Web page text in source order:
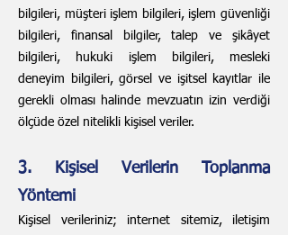
bilgileri, müşteri işlem bilgileri, işlem güvenliği
bilgileri, finansal bilgiler, talep ve şikâyet
bilgileri, hukuki işlem bilgileri, mesleki
deneyim bilgileri, görsel ve işitsel kayıtlar ile
gerekli olması halinde mevzuatın izin verdiği
ölçüde özel nitelikli kişisel veriler.
3. Kişisel Verilerin Toplanma
Yöntemi
Kişisel verileriniz; internet sitemiz, iletişim